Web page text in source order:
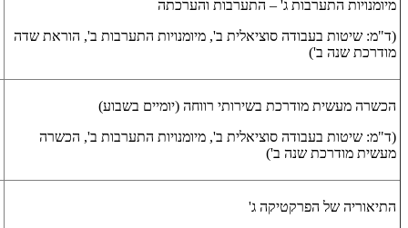
מיומנויות התערבות ג' – התערבות והערכתה
(ד"מ: שיטות בעבודה סוציאלית ב', מיומנויות התערבות ב', הוראת שדה
מודרכת שנה ב')
הכשרה מעשית מודרכת בשירותי רווחה (יומיים בשבוע)
(ד"מ: שיטות בעבודה סוציאלית ב', מיומנויות התערבות ב', הכשרה
מעשית מודרכת שנה ב')
התיאוריה של הפרקטיקה ג'